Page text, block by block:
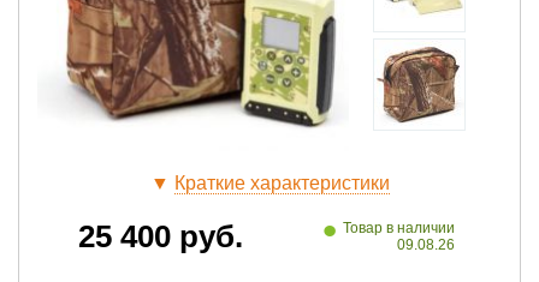
▼ Краткие характеристики
25 400руб. • Товар в наличии
09.08.26